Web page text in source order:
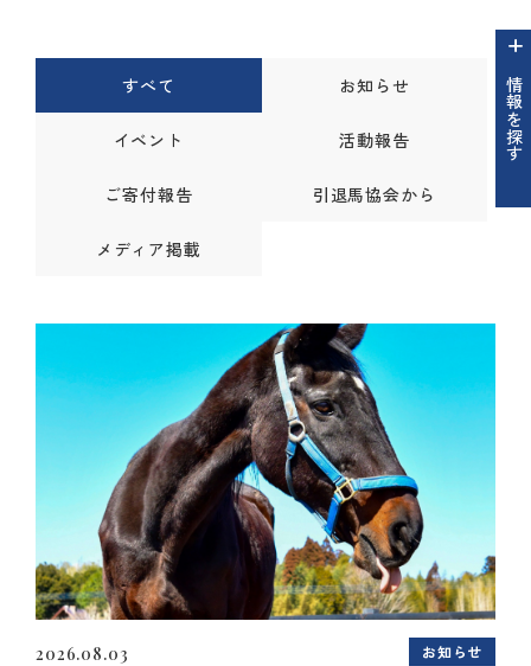
情報を探す
すべて お知らせ
イベント 活動報告
ご寄付報告 引退馬協会から
メディア掲載
2026.08.03 お知らせ